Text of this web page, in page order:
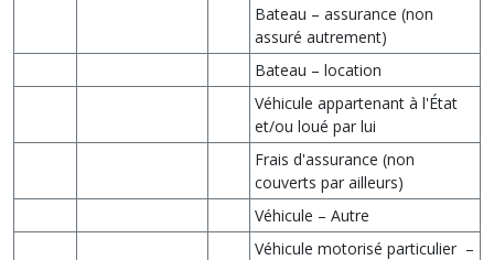
Bateau – assurance (non
assuré autrement)
Bateau – location
Véhicule appartenant à l'État
et/ou loué par lui
Frais d'assurance (non
couverts par ailleurs)
Véhicule – Autre
Véhicule motorisé particulier –